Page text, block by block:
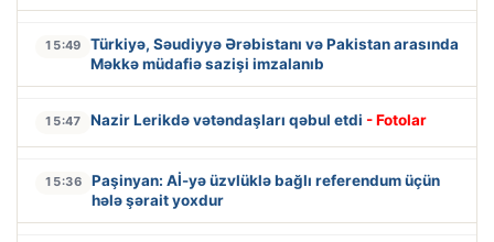
15:49
Türkiyə, Səudiyyə Ərəbistanı və Pakistan arasında
Məkkə müdafiə sazişi imzalanıb
15:47 Nazir Lerikdə vətəndaşları qəbul etdi - Fotolar
15:36
Paşinyan: Aİ-yə üzvlüklə bağlı referendum üçün
hələ şərait yoxdur